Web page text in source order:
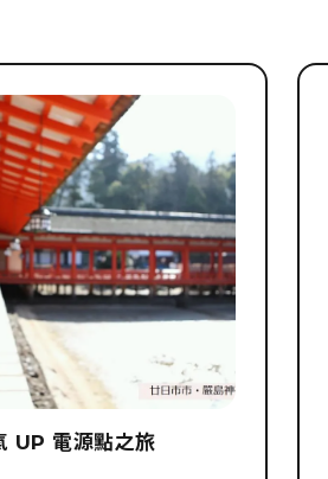
UP 電源點之旅